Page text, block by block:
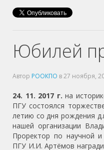
Юбилей
Автор РООКПО в27 ноября,
24. 11. 2017 г. на
ПГУ состоялся
летию со дня рождения
нашей организации
Проректор по научной и
ПГУ И.И. Артёмов